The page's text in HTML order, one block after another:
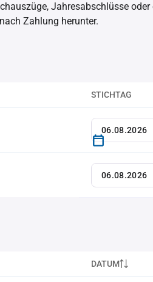
Jahresabschlüsse oder
Zahlung herunter.
STICHTAG
DATUM